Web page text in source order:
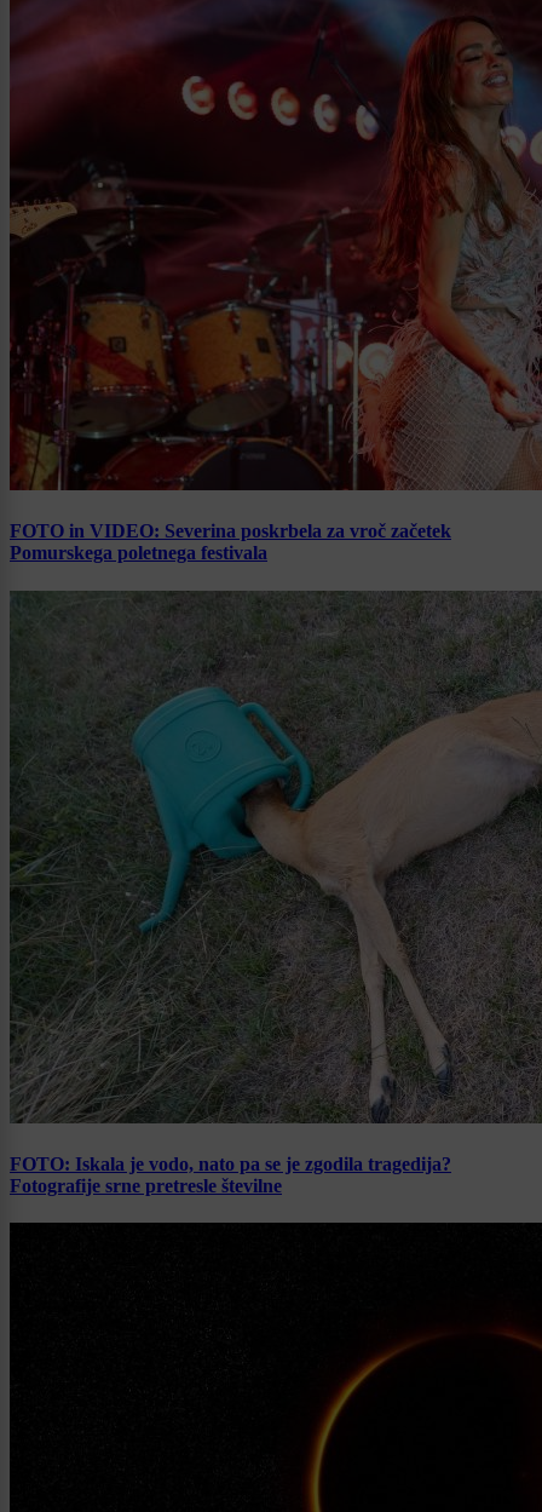
FOTO in VIDEO: Severina poskrbela za vroč začetek
Pomurskega poletnega festivala
FOTO: Iskala je vodo, nato pa se je zgodila tragedija?
Fotografije srne pretresle številne